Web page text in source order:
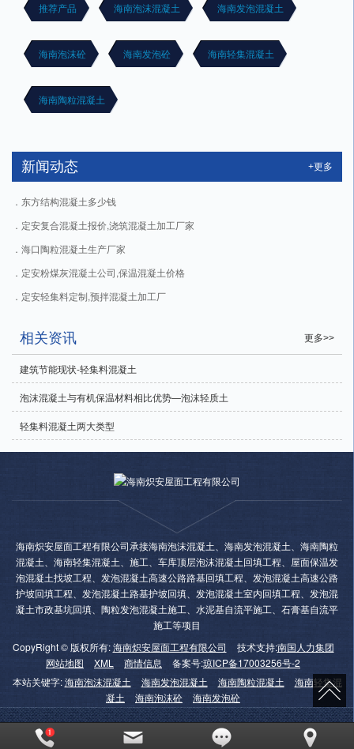
推荐产品 海南泡沫混凝土 海南发泡混凝土
海南泡沫砼 海南发泡砼 海南轻集混凝土
海南陶粒混凝土
新闻动态 +更多
东方结构混凝土多少钱
定安复合混凝土报价,浇筑混凝土加工厂家
海口陶粒混凝土生产厂家
定安粉煤灰混凝土公司,保温混凝土价格
定安轻集料定制,预拌混凝土加工厂
相关资讯 更多>>
建筑节能现状-轻集料混凝土
泡沫混凝土与有机保温材料相比优势—泡沫轻质土
轻集料混凝土两大类型
海南炽安屋面工程有限公司承接海南泡沫混凝土、海南发泡混凝土、海南陶粒
混凝土、海南轻集混凝土、施工、车库顶层泡沫混凝土回填工程、屋面保温发
泡混凝土找坡工程、发泡混凝土高速公路路基回填工程、发泡混凝土高速公路
护坡回填工程、发泡混凝土路基护坡回填、发泡混凝土室内回填工程、发泡混
凝土市政基坑回填、陶粒发泡混凝土施工、水泥基自流平施工、石膏基自流平
施工等项目
CopyRight © 版权所有:海南炽安屋面工程有限公司 技术支持:南国人力集团
网站地图
XML 商情信息 备案号:琼ICP备17003256号-2
本站关键字:海南泡沫混凝土 海南发泡混凝土 海南陶粒混凝土
海南轻集混
凝土
海南泡沫砼 海南发泡砼